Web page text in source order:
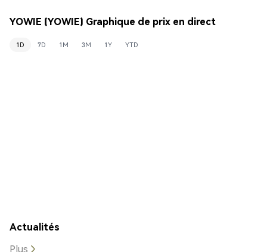
YOWIE (YOWIE) Graphique de prix en direct
1D 7D 1M 3M 1Y YTD
Actualités
Plus